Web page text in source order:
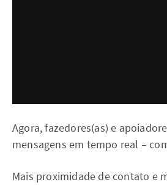
Agora, fazedores(as) e
mensagens em tempo real –
Mais proximidade de contato e